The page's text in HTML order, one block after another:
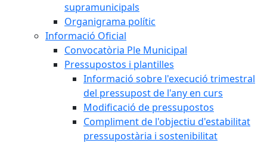
supramunicipals
Organigrama polític
Informació Oficial
Convocatòria Ple Municipal
Pressupostos i plantilles
Informació sobre l'execució trimestral
del pressupost de l'any en curs
Modificació de pressupostos
Compliment de l'objectiu d'estabilitat
pressupostària i sostenibilitat